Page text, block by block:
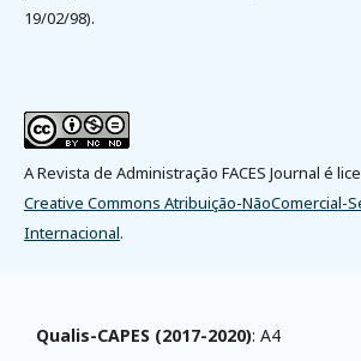
19/02/98).
A Revista de Administração FACES Journal é
Creative Commons Atribuição-NãoComercial-
Internacional.
Qualis-CAPES (2017-2020): A4